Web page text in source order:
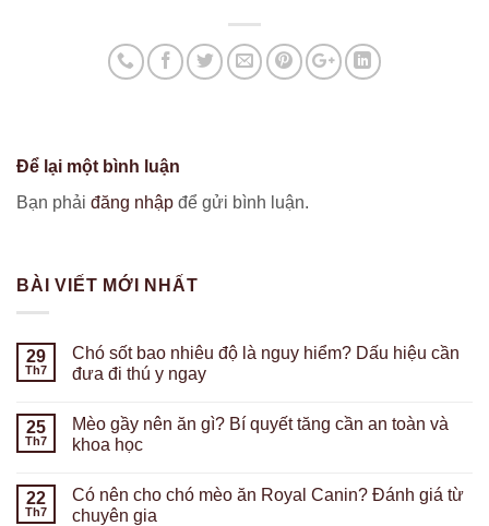
Để lại một bình luận
Bạn phải đăng nhập để gửi bình luận.
BÀI VIẾT MỚI NHẤT
29
Th7
Chó sốt bao nhiêu độ là nguy hiểm? Dấu hiệu cần
đưa đi thú y ngay
25
Th7
Mèo gầy nên ăn gì? Bí quyết tăng cần an toàn và
khoa học
22
Th7
Có nên cho chó mèo ăn Royal Canin? Đánh giá từ
chuyên gia